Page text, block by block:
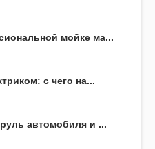
мойке ма...
с чего на...
автомобиля и ...